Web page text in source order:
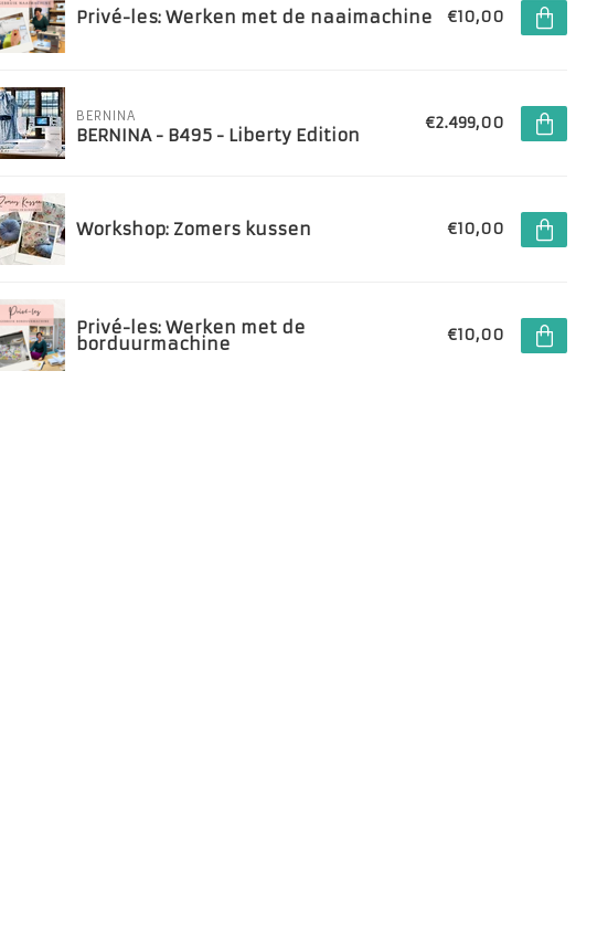
Privé-les: Werken met de naaimachine €10,00
BERNINA
BERNINA - B495 - Liberty Edition
€2.499,00
Workshop: Zomers kussen €10,00
Privé-les: Werken met de
borduurmachine €10,00